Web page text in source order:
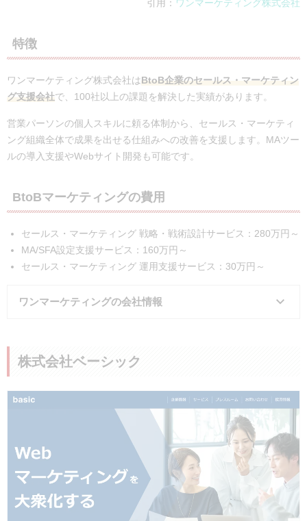
引用： ワンマーケティング株式会社
特徴
ワンマーケティング株式会社はBtoB企業のセールス・マーケティン
グ支援会社で、100社以上の課題を解決した実績があります。
営業パーソンの個人スキルに頼る体制から、セールス・マーケティ
ング組織全体で成果を出せる仕組みへの改善を支援します。MAツー
ルの導入支援やWebサイト開発も可能です。
BtoBマーケティングの費用
セールス・マーケティング 戦略・戦術設計サービス：280万円～
MA/SFA設定支援サービス：160万円～
セールス・マーケティング 運用支援サービス：30万円～
ワンマーケティングの会社情報
事業内容
BtoBマーケティング事業
・コンサルティング
・マーケティングオートメーション導入
・Salesforce導入・運用支援
・ABMソリューション
・マーケティングオートメーション運用
・Webサイト制作、コンテンツ制作
株式会社ベーシック